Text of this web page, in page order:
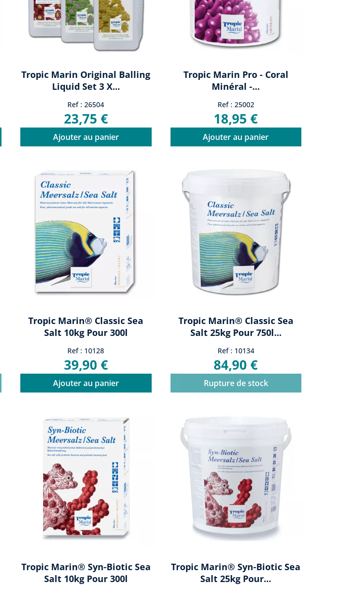
Tropic Marin Original Balling
Liquid Set 3 X...
Ref : 26504
23,75 €
Ajouter au panier
Tropic Marin Pro - Coral
Minéral -...
Ref : 25002
18,95 €
Ajouter au panier
Tropic Marin® Classic Sea
Salt 10kg Pour 300l
Ref : 10128
39,90 €
Ajouter au panier
Tropic Marin® Classic Sea
Salt 25kg Pour 750l...
Ref : 10134
84,90 €
Rupture de stock
Tropic Marin® Syn-Biotic Sea
Salt 10kg Pour 300l
Tropic Marin® Syn-Biotic Sea
Salt 25kg Pour...